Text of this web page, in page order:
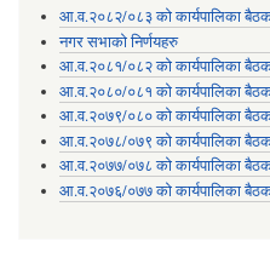
आ.व.२०८२/०८३ को कार्यपालिका
नगर सभाको निर्णयहरु
आ.व.२०८१/०८२ को कार्यपालिका
आ.व.२०८०/०८१ को कार्यपालिका
आ.व.२०७९/०८० को कार्यपालिका
आ.व.२०७८/०७९ को कार्यपालिका
आ.व.२०७७/०७८ को कार्यपालिका
आ.व.२०७६/०७७ को कार्यपालिका